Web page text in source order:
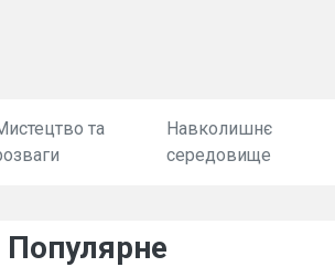
та
Навколишнє
середовище
Популярне